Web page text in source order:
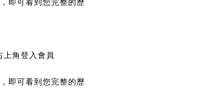
角登入會員
即可看到您完整的歷